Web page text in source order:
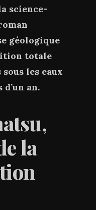
science-
géologique
totale
les eaux
an.
la